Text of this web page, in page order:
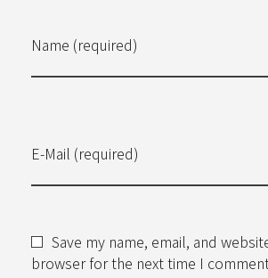
Name (required)
E-Mail (required)
Save my name, email, and
browser for the next time I